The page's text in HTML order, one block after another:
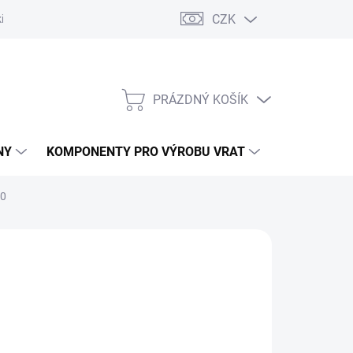
bran Pohony posuvných bran Pohony garážových
CZK
NÁKUPNÍ
PRÁZDNÝ KOŠÍK
KOMPONENTY PRO VÝROBU VRAT